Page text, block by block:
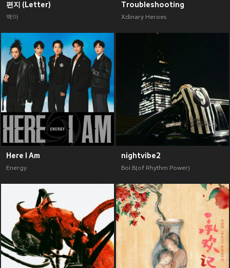
편지 (Letter)
백아
Troubleshooting
Xdinary Heroes
Here I Am
Energy
nightvibe2
Boi B(of Rhythm Power)